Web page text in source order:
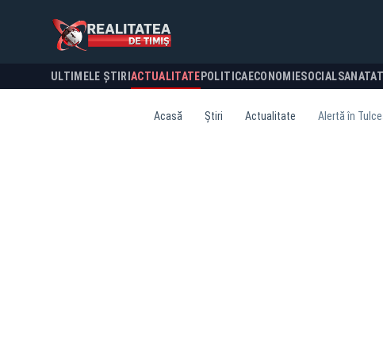
ULTIMELE ȘTIRI ACTUALITATE POLITICA ECONOMIESOCIAL
Acasă Știri Actualitate Alertă în